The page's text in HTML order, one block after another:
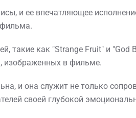
и ее впечатляющее
такие как "Strange Fruit" и
изображенных в фильме.
и она служит не только
своей глубокой